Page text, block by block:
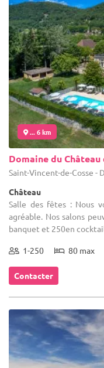
... 6 km
Domaine du
Saint-Vincent-de-Cosse -
Château
Salle des fêtes : Nous
agréable. Nos salons
banquet et 250en
1-250 80 max
Contacter